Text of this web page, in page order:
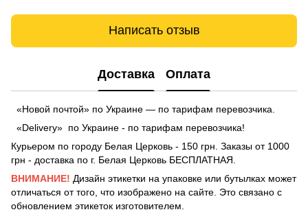
Написать отзыв
Доставка Оплата
«Новой почтой» по Украине — по тарифам перевозчика.
«Delivery» по Украине - по тарифам перевозчика!
Курьером по городу Белая Церковь - 150 грн. Заказы от 1000
грн - доставка по г. Белая Церковь БЕСПЛАТНАЯ.
ВНИМАНИЕ! Дизайн этикетки на упаковке или бутылках может
отличаться от того, что изображено на сайте. Это связано с
обновлением этикеток изготовителем.